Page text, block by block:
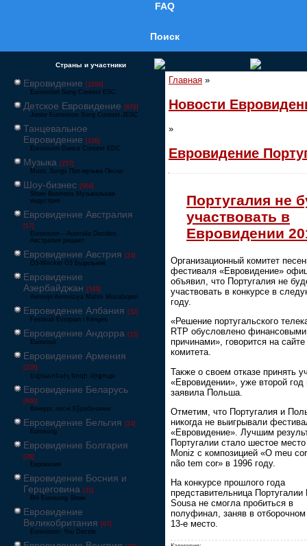
FAQ
Поиск
Страны и участники
Евровидение [1858]
Eurovision Song Contest ESC
Детское Евровидение [878]
Junior Eurovision Song Contest JESC
Танцевальное
Евровидение [106]
Eurovision Dance Contest EDC
Музыка [257]
Music Songs Поп-музыка Песни
Шоу-бизнес [564]
Show Business Музыкальная
индустрия
Евровидение Австралия
[17]
Eurovision – Australia Decides
Австралия решает
Евровидение Австрия [24]
Ö3-Wecker Ö3 Будильник
Евровидение
Азербайджан [549]
Avrovijn Avroviziya Mahnı Müsabiqəsi
Евровидение Албания [32]
Festivali Evropian i Këngës
Евровидение Андорра [15]
Eurovisió
Евровидение Армения
[228]
Եվրատեսիլ երգի մրցույթ
Евровидение Беларусь
[600]
Конкурс песні Еўрабачанне
Евровидение Бельгия [24]
Eurosong
Евровидение Болгария
[26]
Евровизия
Евровидение Босния и
Герцеговина [21]
BH Eurosong Show
Евровидение
Великобритания [67]
Eurovision: You Decide
Главная »
Новости
»
Евровидение
Португалия не
участвовать в
Евровидении
Организационный комитет
фестиваля «Евровидение»
объявил, что Португалия не
участвовать в конкурсе в
году.
«Решение португальского
RTP обусловлено финансовыми
причинами», говорится на сайте
комитета.
Также о своем отказе принять
«Евровидении», уже второй год
заявила Польша.
Отметим, что Португалия и
никогда не выигрывали
«Евровидение». Лучшим
Португалии стало шестое
Moniz с композицией «O meu
não tem cor» в 1996 году.
На конкурсе прошлого года
представительница Португалии
Sousa не смогла пробиться в
полуфинал, заняв в отборочном
13-е место.